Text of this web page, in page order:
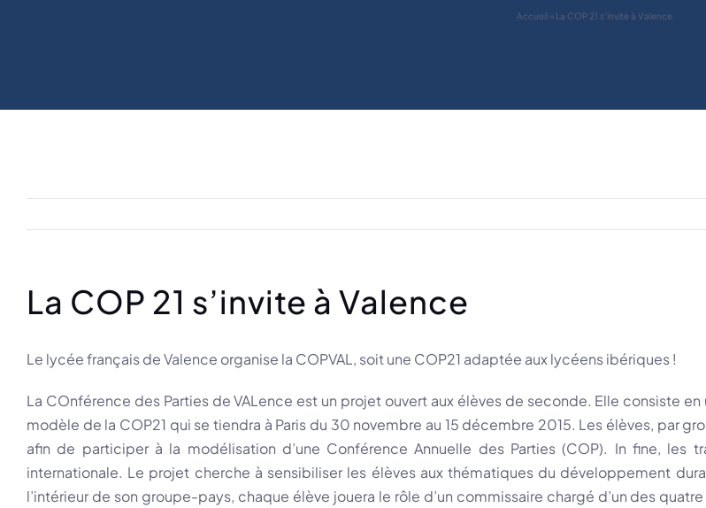
Accueil » La COP 21 s’invite à Valence
La COP 21 s’invite à Valence
Le lycée français de Valence organise la COPVAL, soit une COP21 adaptée aux lycéens ibériques !
La COnférence des Parties de VALence ​est un projet ouvert aux élèves de seconde​. Elle consiste
modèle de la COP21 qui se tiendra à Paris du 30 novembre au 15 décembre 2015. Les élèves, par
afin de participer à la modélisation d’une Conférence Annuelle des Parties (COP). In fine, les
internationale. Le projet cherche à sensibiliser les élèves aux thématiques du développement
l’intérieur de son groupe-pays, chaque élève jouera le rôle d’un commissaire chargé d’un des